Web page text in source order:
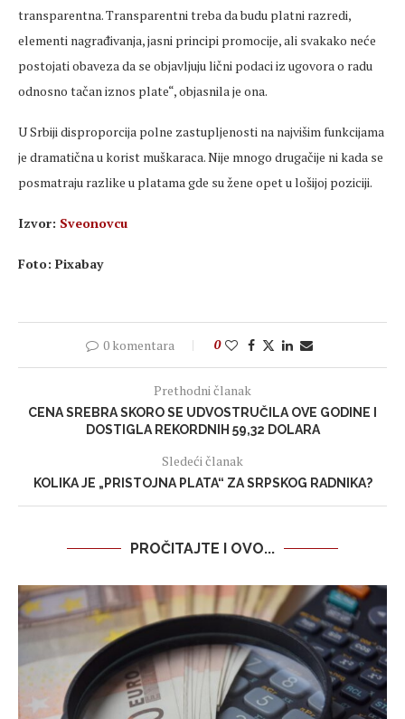
transparentna. Transparentni treba da budu platni razredi,
elementi nagrađivanja, jasni principi promocije, ali svakako neće
postojati obaveza da se objavljuju lični podaci iz ugovora o radu
odnosno tačan iznos plate“, objasnila je ona.
U Srbiji disproporcija polne zastupljenosti na najvišim funkcijama
je dramatična u korist muškaraca. Nije mnogo drugačije ni kada se
posmatraju razlike u platamagde su žene opet u lošijoj poziciji.
Izvor: Sveonovcu
Foto: Pixabay
0 komentara 0
Prethodni članak
CENA SREBRA SKORO SE UDVOSTRUČILA OVE GODINE I
DOSTIGLA REKORDNIH 59,32 DOLARA
Sledeći članak
KOLIKA JE „PRISTOJNA PLATA“ ZA SRPSKOG RADNIKA?
PROČITAJTE I OVO...